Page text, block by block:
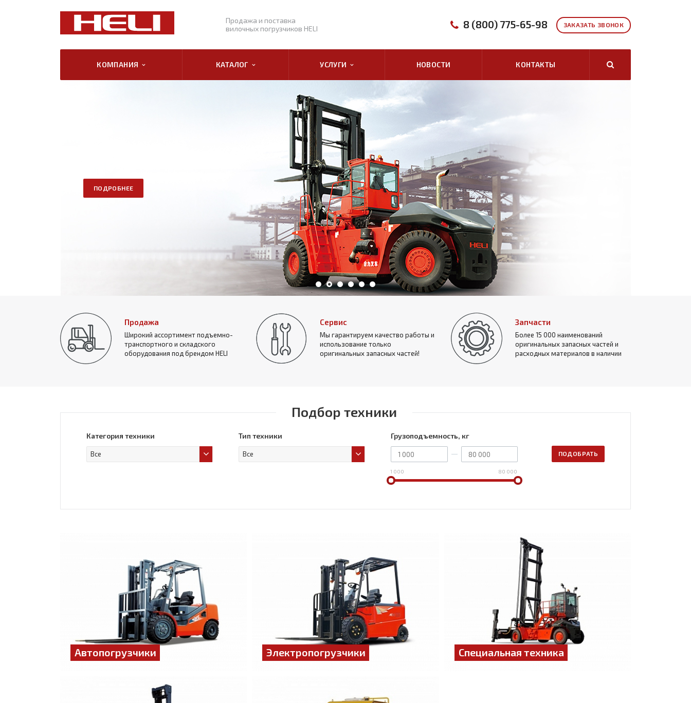
Продажа и поставка
вилочных погрузчиков HELI
ЗАКАЗАТЬ ЗВОНОК
8 (800) 775-65-98
КОМПАНИЯ КАТАЛОГ УСЛУГИ НОВОСТИ КОНТАКТЫ
Продажа
Широкий ассортимент подъемно-
транспортного и складского
оборудования под брендом HELI
Сервис
Мы гарантируем качество работы и
использование только
оригинальных запасных частей!
Запчасти
Более 15 000 наименований
оригинальных запасных частей и
расходных материалов в наличии
Подбор техники
Категория техники
Все
Тип техники
Все
Грузоподъемность, кг
1 000 80 000
Автопогрузчики Электропогрузчики Специальная техника